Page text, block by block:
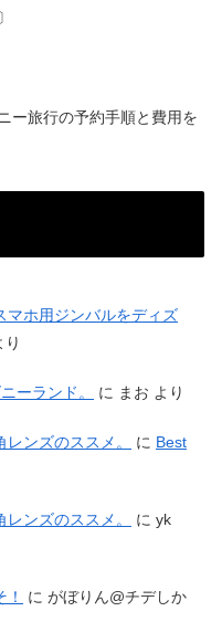
ー旅行の予約手順と費用を
マホ用ジンバルをディズ
り
ーランド。 に まお より
ンズのススメ。 に Best
ンズのススメ。 に yk
に がぼりん@チデしか